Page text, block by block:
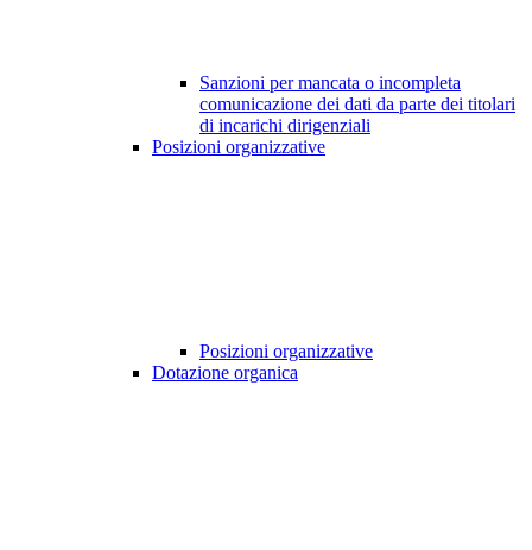
Sanzioni per mancata o incompleta
comunicazione dei dati da parte dei titolari
di incarichi dirigenziali
Posizioni organizzative
Posizioni organizzative
Dotazione organica